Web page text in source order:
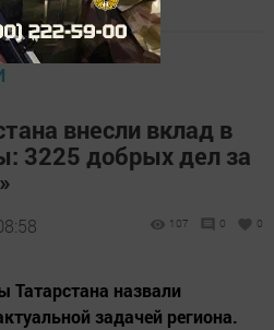
внесли вклад в
3225 добрых дел за
107 0 0
Татарстана назвали
задачей региона.